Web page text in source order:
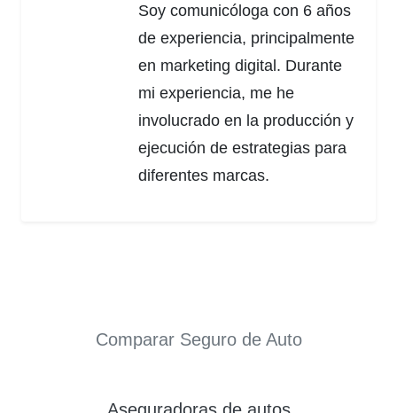
Soy comunicóloga con 6 años
de experiencia, principalmente
en marketing digital. Durante
mi experiencia, me he
involucrado en la producción y
ejecución de estrategias para
diferentes marcas.
Comparar Seguro de Auto
Aseguradoras de autos